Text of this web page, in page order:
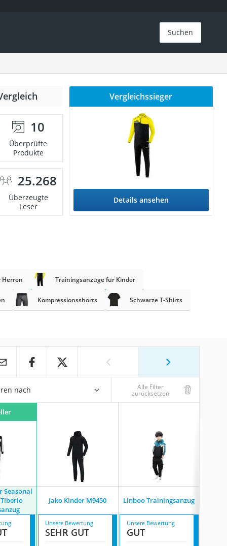
Suchen
10
Überprüfte
Produkte
25.268
Überzeugte
Leser
Vergleichssieger
Details ansehen
Herren Trainingsanzüge für Kinder
Kompressionsshorts Schwarze T-Shirts
nach Alle Filter
zurücksetzen
Seasonal
Jako Kinder M9450 Linboo Trainingsanzug
Unsere Bewertung
SEHR GUT
Unsere Bewertung
GUT